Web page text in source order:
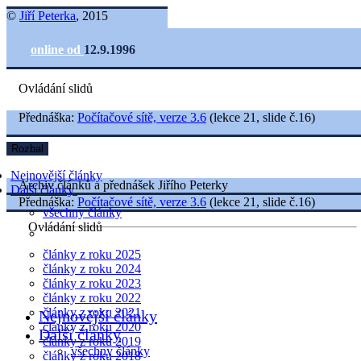
© Jiří Peterka, 2015
online od 12.9.1996
Ovládání slidů
Nejnovější články
Další články
všechny články
články z roku 2025
články z roku 2024
články z roku 2023
články z roku 2022
články z roku 2021
články z roku 2020
články z roku 2019
články z roku 2018
Přednáška: Počítačové sítě, verze 3.6 (lekce 21, slide č.16)
Rozbal
Archiv článků a přednášek Jiřího Peterky
Přednáška: Počítačové sítě, verze 3.6 (lekce 21, slide č.16)
Ovládání slidů
Nejnovější články
Další články
všechny články